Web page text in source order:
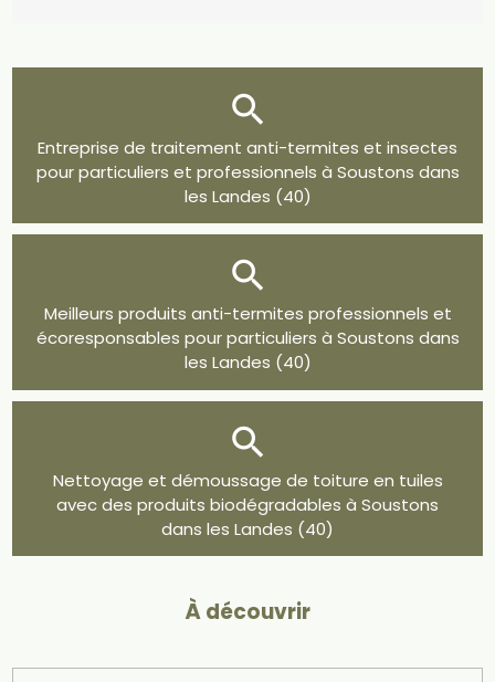
Entreprise de traitement anti-termites et insectes
pour particuliers et professionnels à Soustons dans
les Landes (40)
Meilleurs produits anti-termites professionnels et
écoresponsables pour particuliers à Soustons dans
les Landes (40)
Nettoyage et démoussage de toiture en tuiles
avec des produits biodégradables à Soustons
dans les Landes (40)
À découvrir